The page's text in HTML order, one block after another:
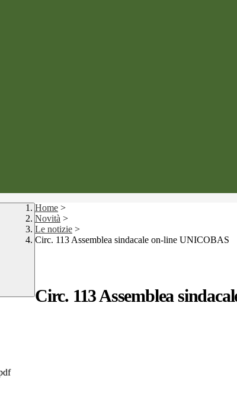
Home >
Novità >
Le notizie >
Circ. 113 Assemblea sindacale on-line UNICOBAS
Circ. 113 Assemblea